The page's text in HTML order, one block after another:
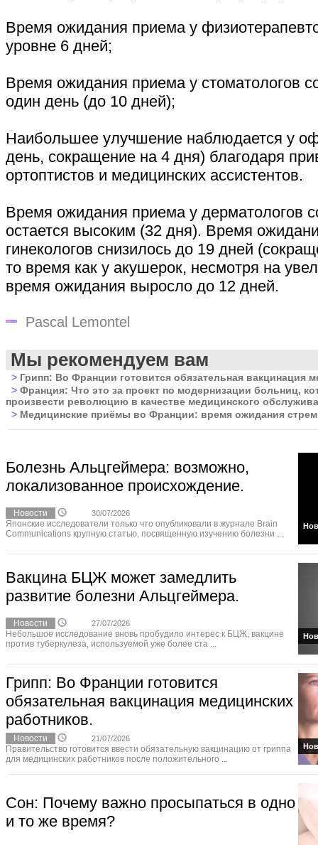
Время ожидания приема у
уровне 6 дней;
Время ожидания приема у стоматологов
один день (до 10 дней);
Наибольшее улучшение наблюдается у
день, сокращение на 4 дня) благодаря
ортоптистов и медицинских ассистентов.
Время ожидания приема у дерматологов
остается высоким (32 дня). Время
гинекологов снизилось до 19 дней
то время как у акушерок, несмотря на
время ожидания выросло до 12 дней.
Pascal Lemontel
Мы рекомендуем вам
> Грипп: Во Франции готовится обязательная вакцинация
> Франция: Что это за проект по модернизации больниц,
произвести революцию в качестве медицинского
> Медицинские приёмы во Франции: время ожидания
Болезнь Альцгеймера: возможно,
локализованное происхождение.
Новости 30/07/2026
Японские исследователи только что опубликовали в журнале Brain
Communications крупную статью, посвященную изучению болезни ...
Вакцина БЦЖ может замедлить
развитие болезни Альцгеймера.
Новости 27/07/2026
Небольшое исследование вновь пробудило интерес к БЦЖ, вакцине
против туберкулеза, используемой уже более ста ...
Грипп: Во Франции готовится
обязательная вакцинация медицинских
работников.
Новости 21/07/2026
Правительство готовится ввести обязательную вакцинацию от гриппа
для медицинских работников после положительного ...
Сон: Почему важно просыпаться в одно
и то же время?